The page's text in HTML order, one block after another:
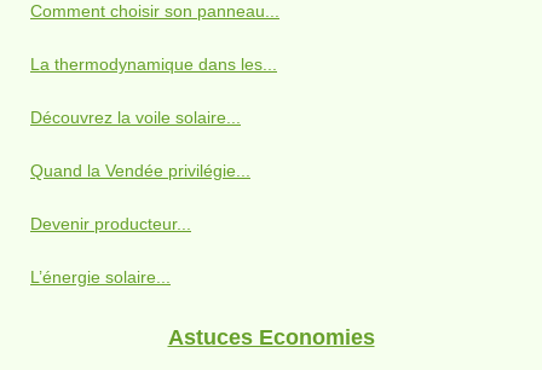
Comment choisir son panneau...
La thermodynamique dans les...
Découvrez la voile solaire...
Quand la Vendée privilégie...
Devenir producteur...
L’énergie solaire...
Astuces Economies